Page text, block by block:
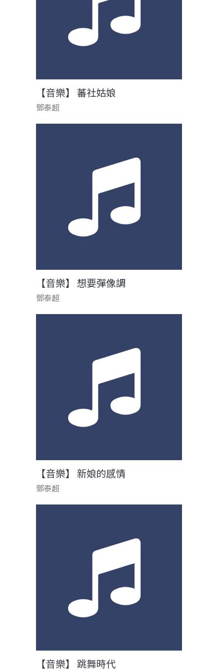
【音樂】 蕃社姑娘
鄧泰超
【音樂】 想要彈像調
鄧泰超
【音樂】 新娘的感情
鄧泰超
【音樂】 跳舞時代